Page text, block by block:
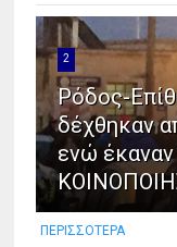
2
Ρόδος-
δέχθηκαν
ενώ έκαναν
ΠΕΡΙΣΣΟΤΕΡΑ